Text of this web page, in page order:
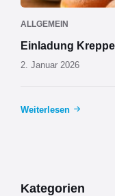
ALLGEMEIN
Einladung
2. Januar 2026
Weiterlesen
Kategorien